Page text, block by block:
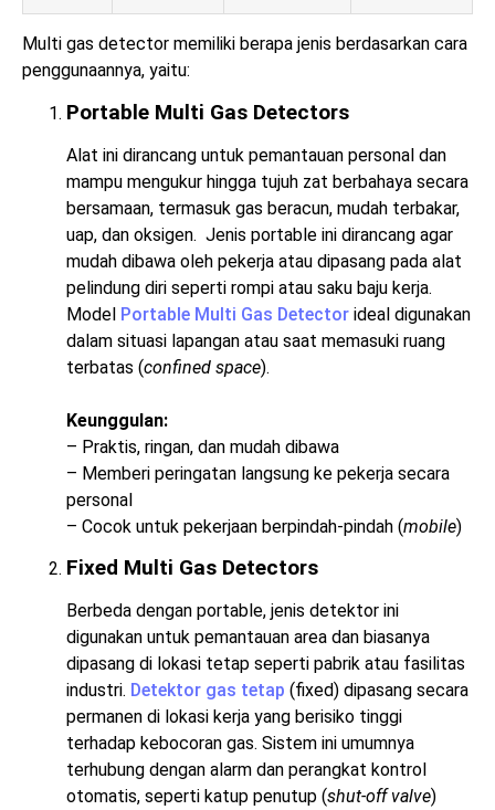
Multi gas detector memiliki berapa jenis berdasarkan cara
penggunaannya, yaitu:
Portable Multi Gas Detectors
Alat ini dirancang untuk pemantauan personal dan
mampu mengukur hingga tujuh zat berbahaya secara
bersamaan, termasuk gas beracun, mudah terbakar,
uap, dan oksigen. Jenis portable ini dirancang agar
mudah dibawa oleh pekerja atau dipasang pada alat
pelindung diri seperti rompi atau saku baju kerja.
Model Portable Multi Gas Detector ideal digunakan
dalam situasi lapangan atau saat memasuki ruang
terbatas (confined space).
Keunggulan:
– Praktis, ringan, dan mudah dibawa
– Memberi peringatan langsung ke pekerja secara
personal
– Cocok untuk pekerjaan berpindah-pindah (mobile)
Fixed Multi Gas Detectors
Berbeda dengan portable, jenis detektor ini
digunakan untuk pemantauan area dan biasanya
dipasang di lokasi tetap seperti pabrik atau fasilitas
industri. Detektor gas tetap (fixed) dipasang secara
permanen di lokasi kerja yang berisiko tinggi
terhadap kebocoran gas. Sistem ini umumnya
terhubung dengan alarm dan perangkat kontrol
otomatis, seperti katup penutup (shut-off valve)